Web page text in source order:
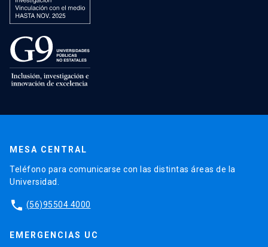
MESA CENTRAL
Teléfono para comunicarse con las distintas áreas de la
Universidad.
phone (56)95504 4000
EMERGENCIAS UC